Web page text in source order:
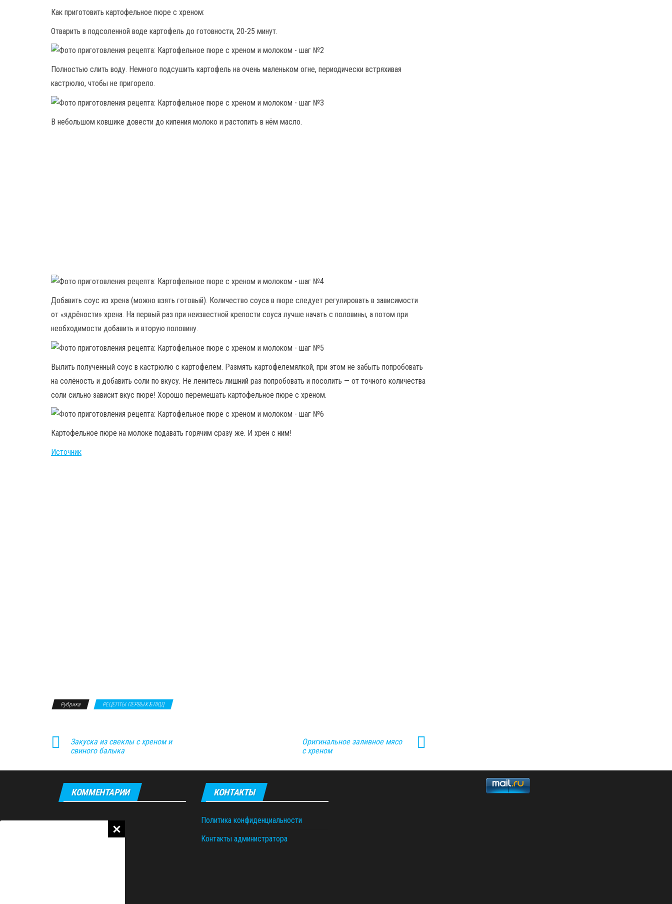
Как приготовить картофельное пюре с хреном:
Отварить в подсоленной воде картофель до готовности, 20-25 минут.
Полностью слить воду. Немного подсушить картофель на очень маленьком огне, периодически встряхивая
кастрюлю, чтобы не пригорело.
В небольшом ковшике довести до кипения молоко и растопить в нём масло.
Добавить соус из хрена (можно взять готовый). Количество соуса в пюре следует регулировать в зависимости
от «ядрёности» хрена. На первый раз при неизвестной крепости соуса лучше начать с половины, а потом при
необходимости добавить и вторую половину.
Вылить полученный соус в кастрюлю с картофелем. Размять картофелемялкой, при этом не забыть попробовать
на солёность и добавить соли по вкусу. Не ленитесь лишний раз попробовать и посолить — от точного количества
соли сильно зависит вкус пюре! Хорошо перемешать картофельное пюре с хреном.
Картофельное пюре на молоке подавать горячим сразу же. И хрен с ним!
Источник
Рубрика РЕЦЕПТЫ ПЕРВЫХ БЛЮД
Закуска из свеклы с хреном и
свиного балыка
Оригинальное заливное мясо
с хреном
КОММЕНТАРИИ КОНТАКТЫ
Политика конфиденциальности
Контакты администратора